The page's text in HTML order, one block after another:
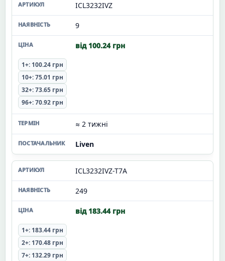
ICL3232IVZ
9
від 100.24 грн
1+: 100.24 грн
10+: 75.01 грн
32+: 73.65 грн
96+: 70.92 грн
≈ 2 тижні
Liven
ICL3232IVZ-T7A
249
від 183.44 грн
1+: 183.44 грн
2+: 170.48 грн
7+: 132.29 грн